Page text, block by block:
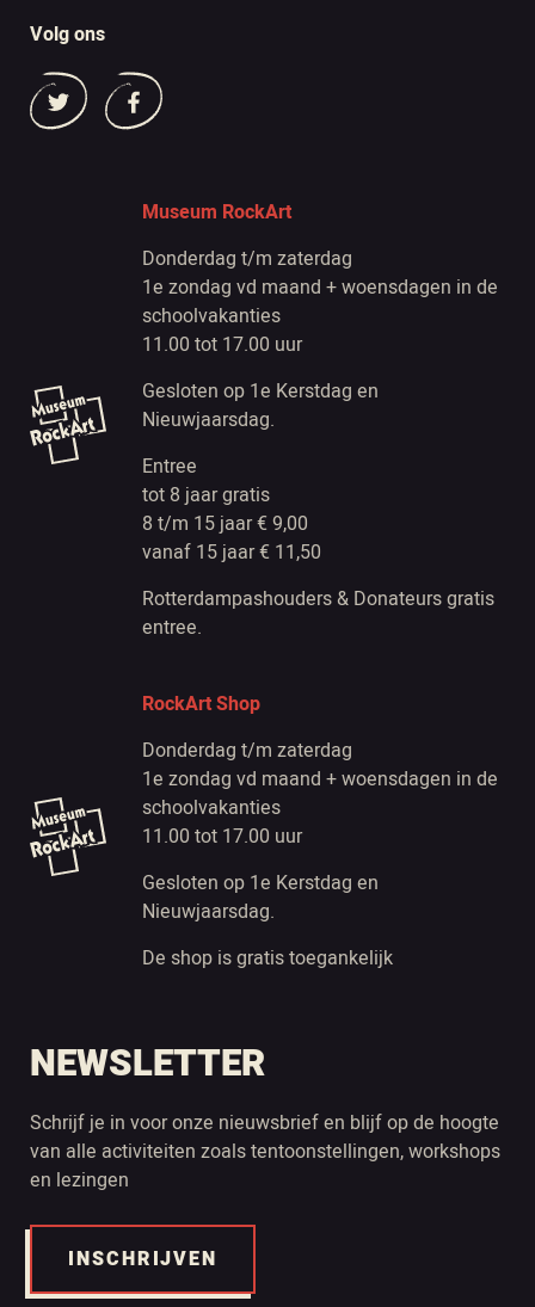
Volg ons
Museum RockArt
Donderdag t/m zaterdag
1e zondag vd maand + woensdagen in de
schoolvakanties
11.00 tot 17.00 uur
Gesloten op 1e Kerstdag en
Nieuwjaarsdag.
Entree
tot 8 jaar gratis
8 t/m 15 jaar € 9,00
vanaf 15 jaar € 11,50
Rotterdampashouders & Donateurs gratis
entree.
RockArt Shop
Donderdag t/m zaterdag
1e zondag vd maand + woensdagen in de
schoolvakanties
11.00 tot 17.00 uur
Gesloten op 1e Kerstdag en
Nieuwjaarsdag.
De shop is gratis toegankelijk
NEWSLETTER
Schrijf je in voor onze nieuwsbrief en blijf op de hoogte
van alle activiteiten zoals tentoonstellingen, workshops
en lezingen
INSCHRIJVEN